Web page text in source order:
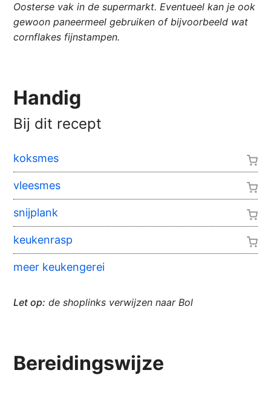
Oosterse vak in de supermarkt. Eventueel kan je ook
gewoon paneermeel gebruiken of bijvoorbeeld wat
cornflakes fijnstampen.
Handig
Bij dit recept
koksmes
vleesmes
snijplank
keukenrasp
meer keukengerei
Let op: de shoplinks verwijzen naar Bol
Bereidingswijze